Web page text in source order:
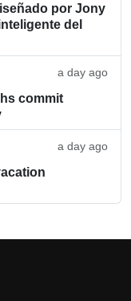
por Jony
del
a day ago
commit
a day ago